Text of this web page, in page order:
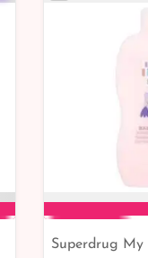
Superdrug